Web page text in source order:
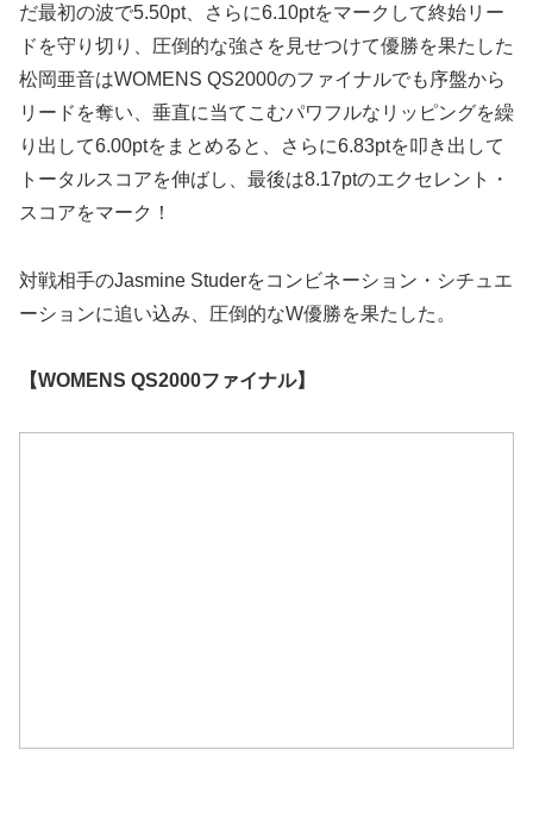
だ最初の波で5.50pt、さらに6.10ptをマークして終始リー
ドを守り切り、圧倒的な強さを見せつけて優勝を果たした
松岡亜音はWOMENS QS2000のファイナルでも序盤から
リードを奪い、垂直に当てこむパワフルなリッピングを繰
り出して6.00ptをまとめると、さらに6.83ptを叩き出して
トータルスコアを伸ばし、最後は8.17ptのエクセレント・
スコアをマーク！
対戦相手のJasmine Studerをコンビネーション・シチュエ
ーションに追い込み、圧倒的なW優勝を果たした。
【WOMENS QS2000ファイナル】